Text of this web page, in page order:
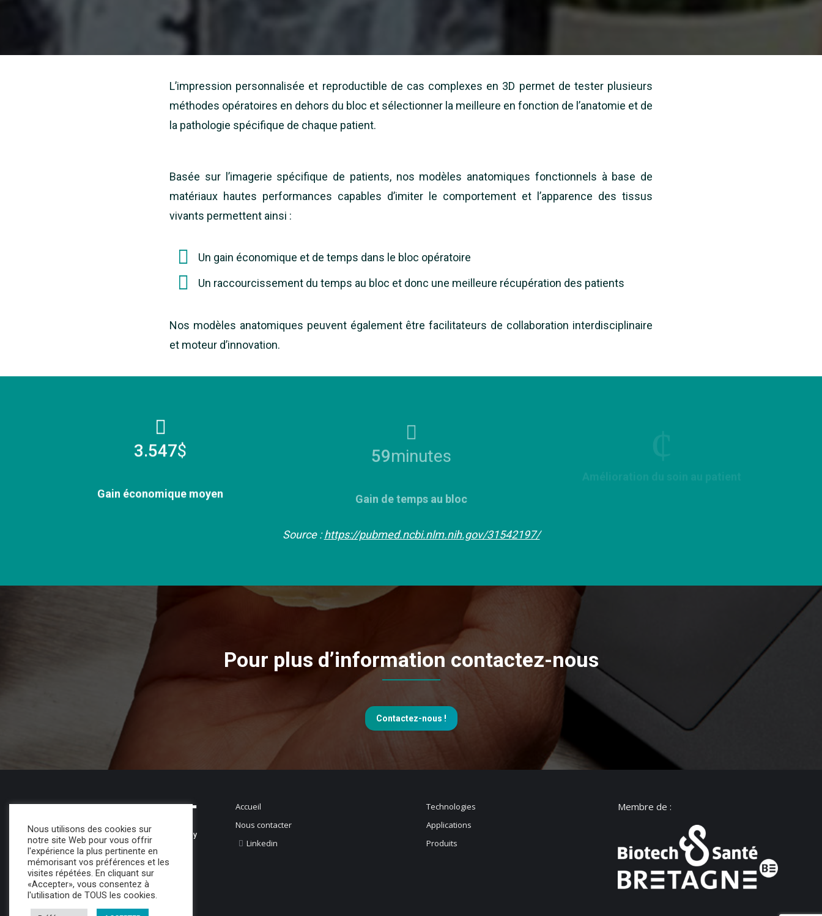
L’impression personnalisée et reproductible de cas complexes en 3D permet de tester plusieurs
méthodes opératoires en dehors du bloc et sélectionner la meilleure en fonction de l’anatomie et de
la pathologie spécifique de chaque patient.
Basée sur l’imagerie spécifique de patients, nos modèles anatomiques fonctionnels à base de
matériaux hautes performances capables d’imiter le comportement et l’apparence des tissus
vivants permettent ainsi :
Un gain économique et de temps dans le bloc opératoire
Un raccourcissement du temps au bloc et donc une meilleure récupération des patients
Nos modèles anatomiques peuvent également être facilitateurs de collaboration interdisciplinaire
et moteur d’innovation.
3.639$
Gain économique moyen
61minutes
Gain de temps au bloc
Source :https://pubmed.ncbi.nlm.nih.gov/31542197/
Pour plus d’information contactez-nous
Contactez-nous !
Accueil
Nous contacter
Linkedin
Technologies
Applications
Produits
Membre de :
Nous utilisons des cookies sur
notre site Web pour vous offrir
l'expérience la plus pertinente en
mémorisant vos préférences et les
visites répétées. En cliquant sur
«Accepter», vous consentez à
l'utilisation de TOUS les cookies.